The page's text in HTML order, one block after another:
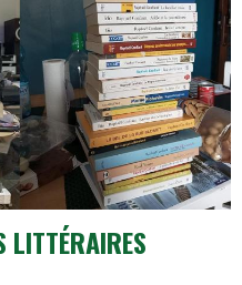
LITTÉRAIRES